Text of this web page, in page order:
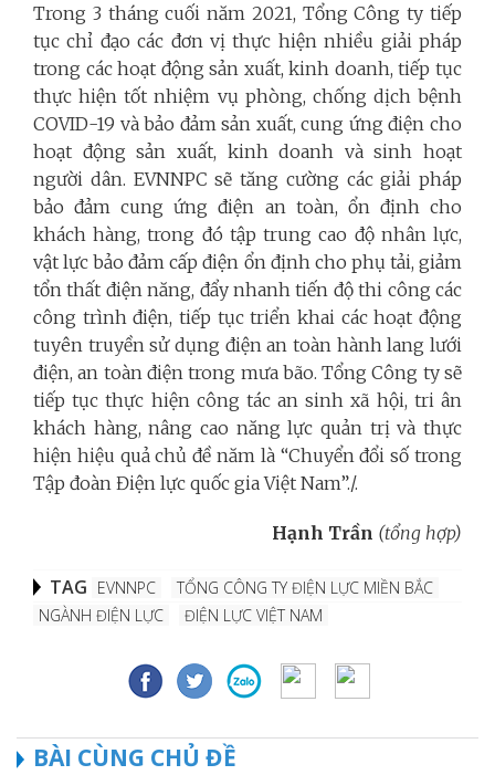
Trong 3 tháng cuối năm 2021, Tổng Công ty tiếp
tục chỉ đạo các đơn vị thực hiện nhiều giải pháp
trong các hoạt động sản xuất, kinh doanh, tiếp tục
thực hiện tốt nhiệm vụ phòng, chống dịch bệnh
COVID-19 và bảo đảm sản xuất, cung ứng điện cho
hoạt động sản xuất, kinh doanh và sinh hoạt
người dân. EVNNPC sẽ tăng cường các giải pháp
bảo đảm cung ứng điện an toàn, ổn định cho
khách hàng, trong đó tập trung cao độ nhân lực,
vật lực bảo đảm cấp điện ổn định cho phụ tải, giảm
tổn thất điện năng, đẩy nhanh tiến độ thi công các
công trình điện, tiếp tục triển khai các hoạt động
tuyên truyền sử dụng điện an toàn hành lang lưới
điện, an toàn điện trong mưa bão. Tổng Công ty sẽ
tiếp tục thực hiện công tác an sinh xã hội, tri ân
khách hàng, nâng cao năng lực quản trị và thực
hiện hiệu quả chủ đề năm là “Chuyển đổi số trong
Tập đoàn Điện lực quốc gia Việt Nam”./.
Hạnh Trần (tổng hợp)
TAG EVNNPC
TỔNG CÔNG TY ĐIỆN LỰC MIỀN BẮC
NGÀNH ĐIỆN LỰC
ĐIỆN LỰC VIỆT NAM
BÀI CÙNG CHỦ ĐỀ